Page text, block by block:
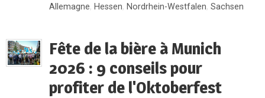
Allemagne, Hessen, Nordrhein-Westfalen,Sachsen
Fête de la bière à Munich
2026 : 9 conseils pour
profiter de l'Oktoberfest